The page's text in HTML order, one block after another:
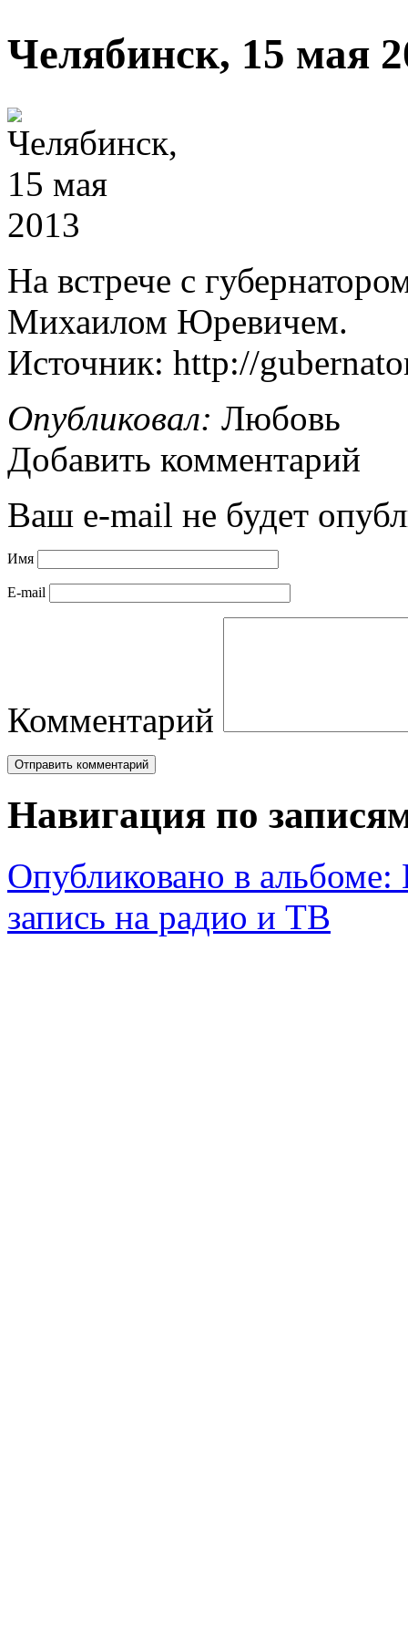
Челябинск, 15 мая
На встрече с
Михаилом Юревичем.
Источник: http://
Опубликовал: Любовь
Добавить комментарий
Ваш e-mail не будет
Имя
E-mail
Комментарий
Навигация по
Опубликовано в альбоме:
запись на радио и ТВ